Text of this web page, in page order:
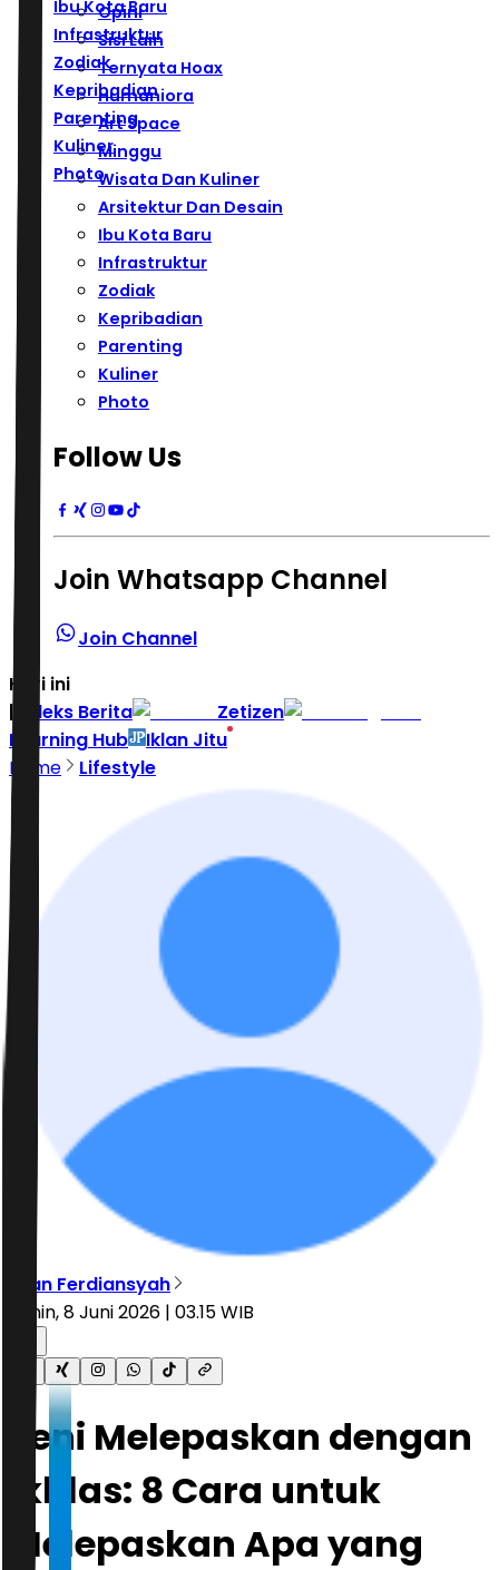
Ibu Kota Baru
Infrastruktur
Zodiak
Kepribadian
Parenting
Kuliner
Photo
Opini
Sisi Lain
Ternyata Hoax
Humaniora
Art Space
Minggu
Wisata Dan Kuliner
Arsitektur Dan Desain
Ibu Kota Baru
Infrastruktur
Zodiak
Kepribadian
Parenting
Kuliner
Photo
Follow Us
Join Whatsapp Channel
Join Channel
Hari ini
| Indeks Berita
Zetizen
Learning Hub
Iklan Jitu
Home
Lifestyle
Irfan Ferdiansyah
Senin, 8 Juni 2026 | 03.15 WIB
Seni Melepaskan dengan
Ikhlas: 8 Cara untuk
Melepaskan Apa yang